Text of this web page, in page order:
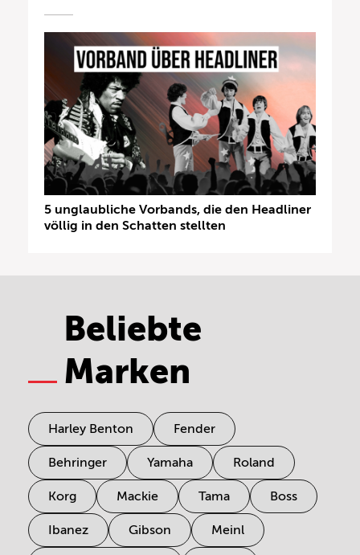
5 unglaubliche Vorbands, die den Headliner
völlig in den Schatten stellten
Beliebte
Marken
Harley Benton Fender
Behringer Yamaha Roland
Korg Mackie Tama Boss
Ibanez Gibson Meinl